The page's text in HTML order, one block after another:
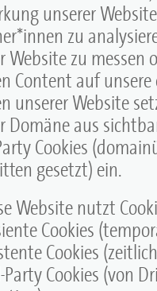
unserer
zu
Website zu
Content auf
unserer Website
Domäne aus
Cookies
gesetzt) ein.
Website nutzt
Cookies
Cookies
Party Cookies (von